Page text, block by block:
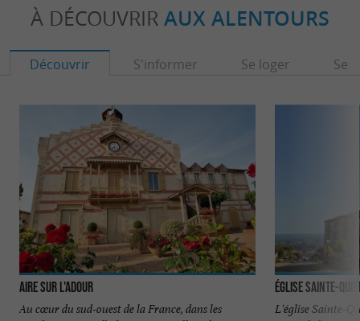
À DÉCOUVRIR AUX ALENTOURS
Découvrir S'informer Se loger Se
Aire sur l'Adour
Au cœur du sud-ouest de la France, dans les
Église Sainte-
L'église Sainte-